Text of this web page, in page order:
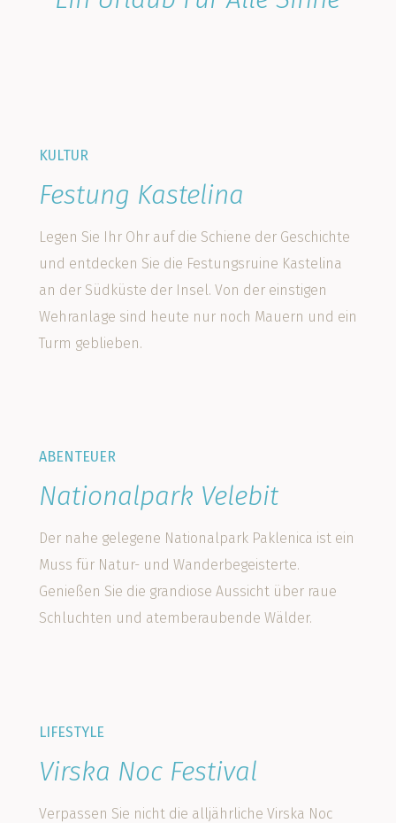
KULTUR
Festung Kastelina
Legen Sie Ihr Ohr auf die Schiene der Geschichte
und entdecken Sie die Festungsruine Kastelina
an der Südküste der Insel. Von der einstigen
Wehranlage sind heute nur noch Mauern und ein
Turm geblieben.
ABENTEUER
Nationalpark Velebit
Der nahe gelegene Nationalpark Paklenica ist ein
Muss für Natur- und Wanderbegeisterte.
Genießen Sie die grandiose Aussicht über raue
Schluchten und atemberaubende Wälder.
LIFESTYLE
Virska Noc Festival
Verpassen Sie nicht die alljährliche Virska Noc